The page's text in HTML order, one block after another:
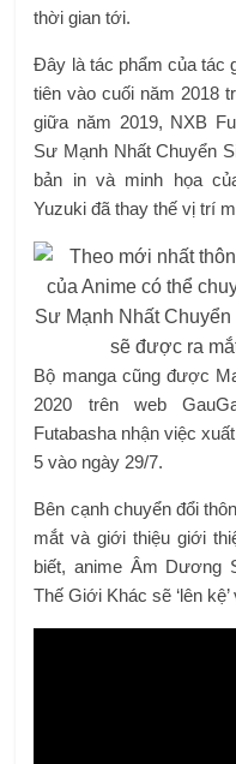
thời gian tới.
Đây là tác phẩm của tác
tiên vào cuối năm 2018
giữa năm 2019, NXB
Sư Mạnh Nhất Chuyển
bản in và minh họa
Yuzuki đã thay thế vị trí
Bộ manga cũng được
2020 trên web
Futabasha nhận việc
5 vào ngày 29/7.
Bên cạnh chuyển đổi
mắt và giới thiệu giới
biết, anime Âm Dương
Thế Giới Khác sẽ ‘lên